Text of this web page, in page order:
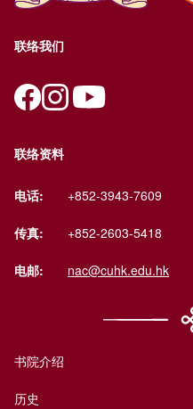
联络我们
联络资料
电话: +852-3943-7609
传真: +852-2603-5418
电邮: nac@cuhk.edu.hk
书院介绍
历史